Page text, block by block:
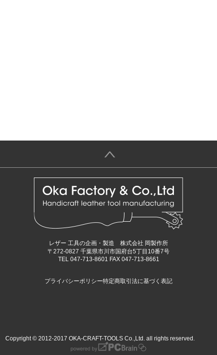
＞
レザー 工具の企画・製造 株式会社 岡製作所
〒272-0827 千葉県市川市国府台5丁目10番7号
TEL 047-713-8601 FAX 047-713-8661
プライバシーポリシー特定商取引法に基づく表記
Copyright © 2012-2017 OKA-CRAFT-TOOLS Co.,Ltd. all rights reserved.